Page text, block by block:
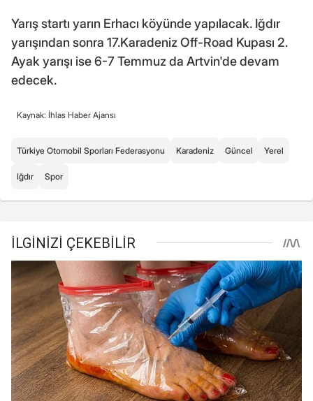
Yarış startı yarın Erhacı köyünde yapılacak. Iğdır
yarışından sonra 17.Karadeniz Off-Road Kupası 2.
Ayak yarışı ise 6-7 Temmuz da Artvin'de devam
edecek.
Kaynak: İhlas Haber Ajansı
Türkiye Otomobil Sporları Federasyonu Karadeniz Güncel Yerel
Iğdır Spor